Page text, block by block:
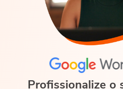
Profissionalize o